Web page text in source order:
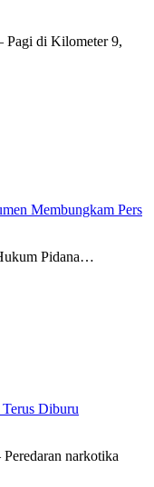
di Kilometer 9,
Membungkam Pers
Pidana…
Diburu
narkotika